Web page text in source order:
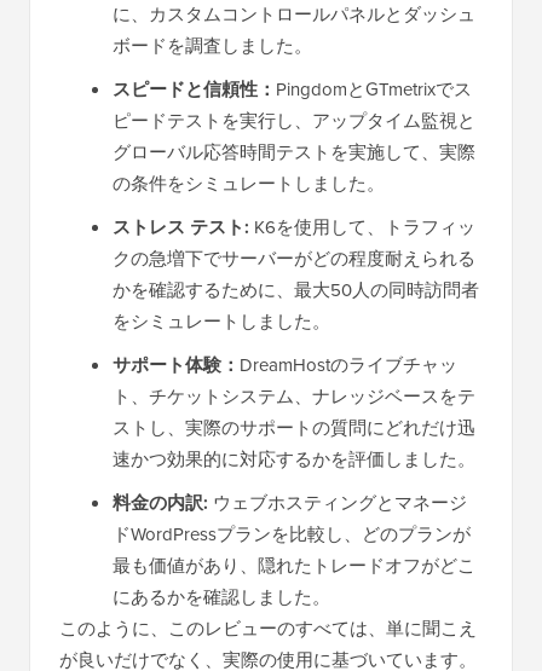
に、カスタムコントロールパネルとダッシュ
ボードを調査しました。
スピードと信頼性： PingdomとGTmetrixでス
ピードテストを実行し、アップタイム監視と
グローバル応答時間テストを実施して、実際
の条件をシミュレートしました。
ストレス テスト: K6を使用して、トラフィッ
クの急増下でサーバーがどの程度耐えられる
かを確認するために、最大50人の同時訪問者
をシミュレートしました。
サポート体験： DreamHostのライブチャッ
ト、チケットシステム、ナレッジベースをテ
ストし、実際のサポートの質問にどれだけ迅
速かつ効果的に対応するかを評価しました。
料金の内訳: ウェブホスティングとマネージ
ドWordPressプランを比較し、どのプランが
最も価値があり、隠れたトレードオフがどこ
にあるかを確認しました。
このように、このレビューのすべては、単に聞こえ
が良いだけでなく、実際の使用に基づいています。